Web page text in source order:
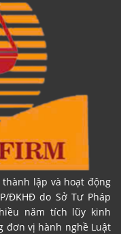
lập và hoạt động
ĐKHĐ do Sở Tư Pháp
năm tích lũy kinh
đơn vị hành nghề Luật